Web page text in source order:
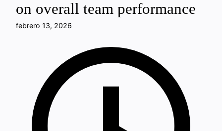
on overall team performance
febrero 13, 2026